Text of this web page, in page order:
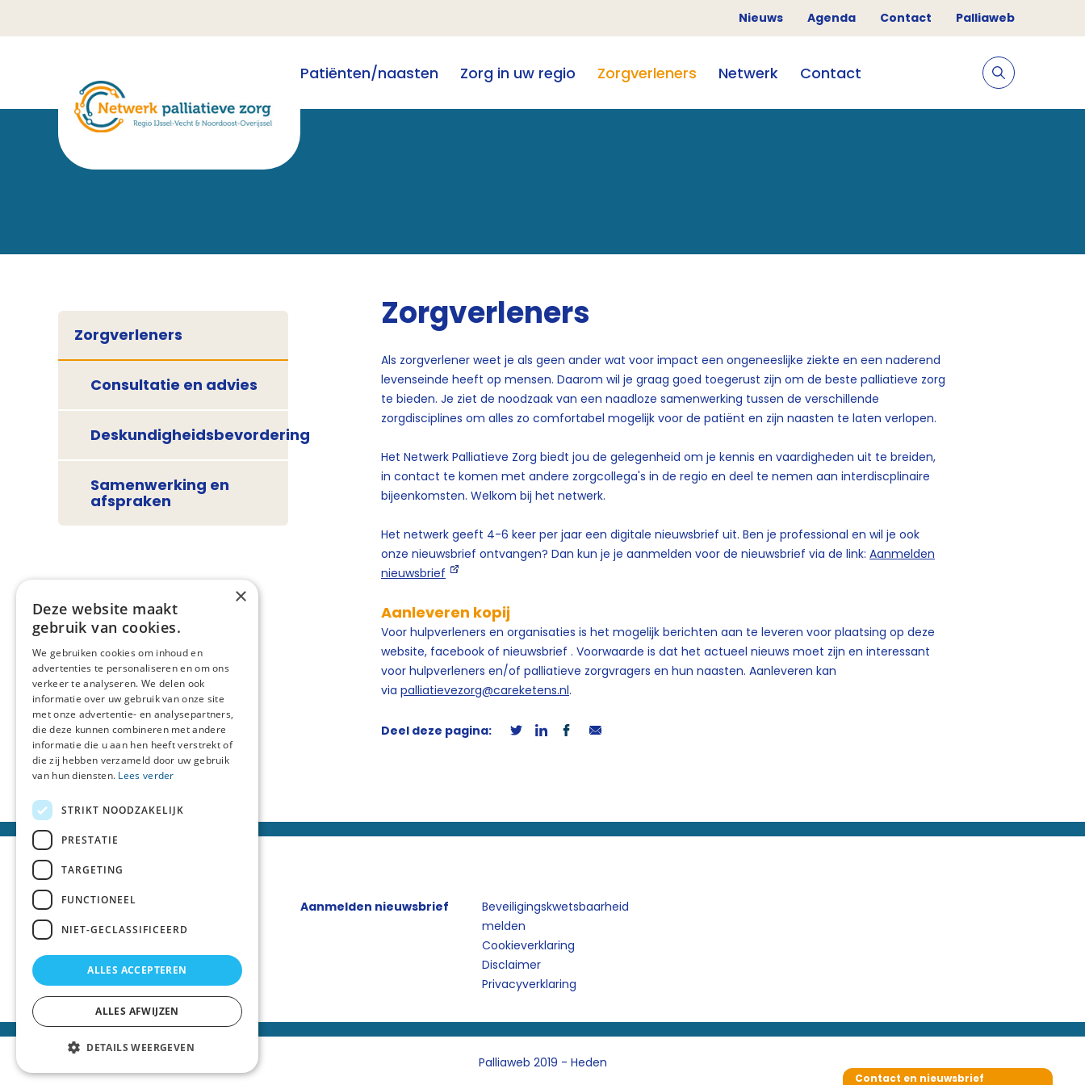
Nieuws Agenda Contact Palliaweb
Patiënten/naasten Zorg in uw regio Zorgverleners Netwerk Contact
Zorgverleners
Consultatie en advies
Deskundigheidsbevordering
Samenwerking en
afspraken
Zorgverleners
Als zorgverlener weet je als geen ander wat voor impact een ongeneeslijke ziekte en een naderend
levenseinde heeft op mensen. Daarom wil je graag goed toegerust zijn om de beste palliatieve zorg
te bieden. Je ziet de noodzaak van een naadloze samenwerking tussen de verschillende
zorgdisciplines om alles zo comfortabel mogelijk voor de patiënt en zijn naasten te laten verlopen.
Het Netwerk Palliatieve Zorg biedt jou de gelegenheid om je kennis en vaardigheden uit te breiden,
in contact te komen met andere zorgcollega's in de regio en deel te nemen aan interdiscplinaire
bijeenkomsten. Welkom bij het netwerk.
Het netwerk geeft 4-6 keer per jaar een digitale nieuwsbrief uit. Ben je professional en wil je ook
onze nieuwsbrief ontvangen? Dan kun je je aanmelden voor de nieuwsbrief via de link: Aanmelden
nieuwsbrief
Aanleveren kopij
Voor hulpverleners en organisaties is het mogelijk berichten aan te leveren voor plaatsing op deze
website, facebook of nieuwsbrief . Voorwaarde is dat het actueel nieuws moet zijn en interessant
voor hulpverleners en/of palliatieve zorgvragers en hun naasten. Aanleveren kan
via palliatievezorg@careketens.nl.
Deel deze pagina:
Aanmelden nieuwsbrief
Beveiligingskwetsbaarheid
melden
Cookieverklaring
Disclaimer
Privacyverklaring
Palliaweb 2019 - Heden
Contact en nieuwsbrief
×
Deze website maakt
gebruik van cookies.
We gebruiken cookies om inhoud en
advertenties te personaliseren en om ons
verkeer te analyseren. We delen ook
informatie over uw gebruik van onze site
met onze advertentie- en analysepartners,
die deze kunnen combineren met andere
informatie die u aan hen heeft verstrekt of
die zij hebben verzameld door uw gebruik
van hun diensten. Lees verder
STRIKT NOODZAKELIJK
PRESTATIE
TARGETING
FUNCTIONEEL
NIET-GECLASSIFICEERD
ALLES ACCEPTEREN
ALLES AFWIJZEN
DETAILS WEERGEVEN